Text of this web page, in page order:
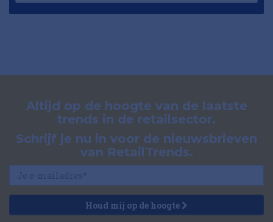
Altijd op de hoogte van de laatste
trends in de retailsector.
Schrijf je nu in voor de nieuwsbrieven
van RetailTrends.
Houd mij op de hoogte